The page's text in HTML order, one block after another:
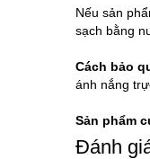
Nếu sản
sạch bằng
Cách bảo
ánh nắng
Sản phẩm
Ðánh